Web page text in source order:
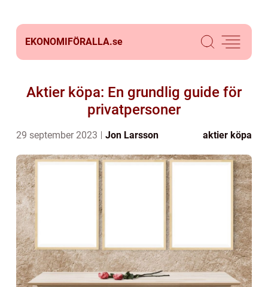
EKONOMIFÖRALLA.se
Aktier köpa: En grundlig guide för
privatpersoner
29 september 2023 Jon Larsson aktier köpa